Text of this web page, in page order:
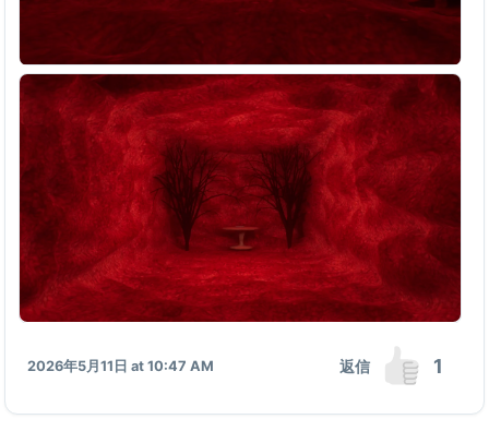
2026年5月11日 at 10:47 AM 返信 1